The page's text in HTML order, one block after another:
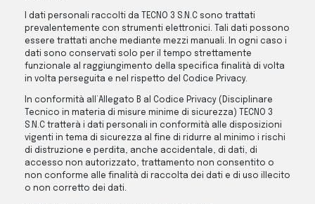
I dati personali raccolti da TECNO 3 S.N.C sono trattati
prevalentemente con strumenti elettronici. Tali dati possono
essere trattati anche mediante mezzi manuali. In ogni caso i
dati sono conservati solo per il tempo strettamente
funzionale al raggiungimento della specifica finalità di volta
in volta perseguita e nel rispetto del Codice Privacy.
In conformità all’Allegato B al Codice Privacy (Disciplinare
Tecnico in materia di misure minime di sicurezza) TECNO 3
S.N.C tratterà i dati personali in conformità alle disposizioni
vigenti in tema di sicurezza al fine di ridurre al minimo i rischi
di distruzione e perdita, anche accidentale, di dati, di
accesso non autorizzato, trattamento non consentito o
non conforme alle finalità di raccolta dei dati e di uso illecito
o non corretto dei dati.